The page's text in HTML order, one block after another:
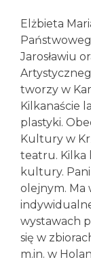
Elżbieta
Jarosławiu
tworzy w
Kilkanaście
plastyki.
Kultury w
teatru. Kilka
kultury.
olejnym. Ma
wystawach
się w
m.in. w